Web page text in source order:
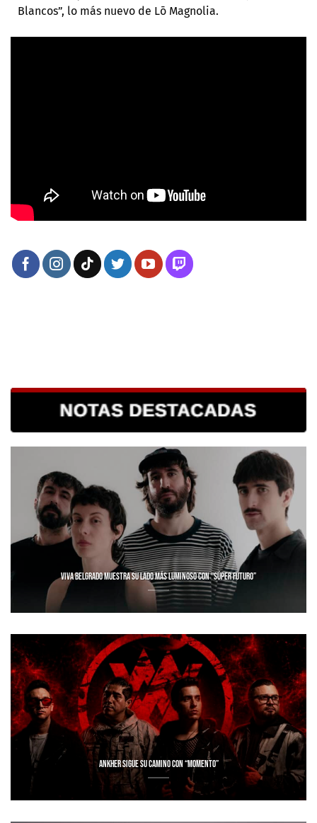
Blancos”, lo más nuevo de Lō Magnolia.
VIVA BELGRADO MUESTRA SU LADO MÁS LUMINOSO CON “SÚPER FUTURO”
ANKHER SIGUE SU CAMINO CON “MOMENTO”